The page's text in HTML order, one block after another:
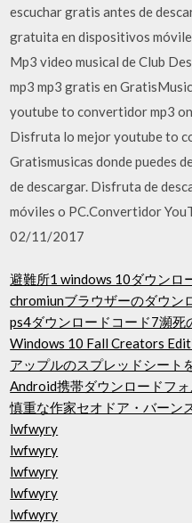
escuchar gratis antes de
gratuita en dispositivos
Mp3 video musical de Club
mp3 mp3 gratis en
youtube to convertidor mp3
Disfruta lo mejor youtube to
Gratismusicas donde puedes
de descargar. Disfruta de
móviles o PC.Convertidor
02/11/2017
避難所1 windows 10ダウンロ
chromiunブラウザーのダウン
ps4ダウンロードコード7瀕死
Windows 10 Fall Creators
アップルのスプレッドシート
Android携帯ダウンロードフ
慎重な作家セオドア・バーン
lwfwyry
lwfwyry
lwfwyry
lwfwyry
lwfwyry